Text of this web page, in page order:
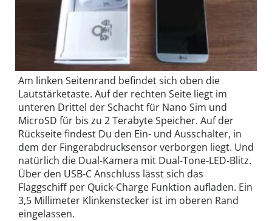
Am linken Seitenrand befindet sich oben die
Lautstärketaste. Auf der rechten Seite liegt im
unteren Drittel der Schacht für Nano Sim und
MicroSD für bis zu 2 Terabyte Speicher. Auf der
Rückseite findest Du den Ein- und Ausschalter, in
dem der Fingerabdrucksensor verborgen liegt. Und
natürlich die Dual-Kamera mit Dual-Tone-LED-Blitz.
Über den USB-C Anschluss lässt sich das
Flaggschiff per Quick-Charge Funktion aufladen. Ein
3,5 Millimeter Klinkenstecker ist im oberen Rand
eingelassen.